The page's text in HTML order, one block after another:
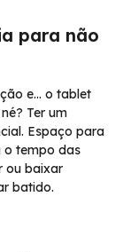
para não
e… o tablet
Ter um
Espaço para
o tempo das
ou baixar
batido.